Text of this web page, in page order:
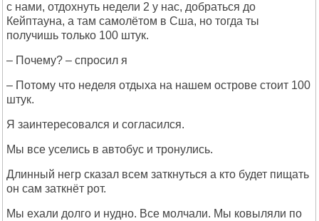
с нами, отдохнуть недели 2 у нас, добраться до
Кейптауна, а там самолётом в Сша, но тогда ты
получишь только 100 штук.
– Почему? – спросил я
– Потому что неделя отдыха на нашем острове стоит 100
штук.
Я заинтересовался и согласился.
Мы все уселись в автобус и тронулись.
Длинный негр сказал всем заткнуться а кто будет пищать
он сам заткнёт рот.
Мы ехали долго и нудно. Все молчали. Мы ковыляли по